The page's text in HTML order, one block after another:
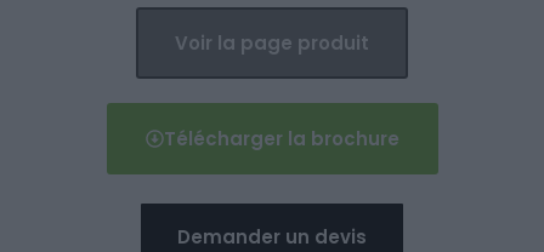
Voir la page produit
Télécharger la brochure
Demander un devis